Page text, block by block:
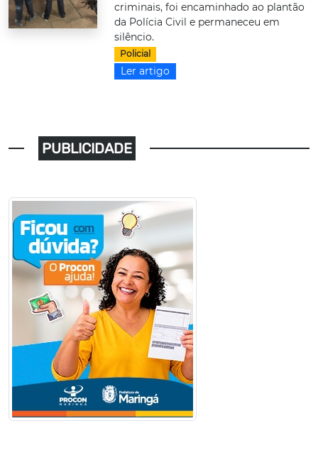
criminais, foi encaminhado ao plantão
da Polícia Civil e permaneceu em
silêncio.
Policial
Ler artigo
PUBLICIDADE